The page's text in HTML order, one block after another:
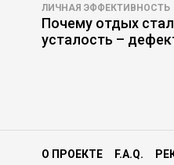
ЛИЧНАЯ ЭФФЕКТИВНОСТЬ
Почему отдых
усталость –
О ПРОЕКТЕ F.A.Q.